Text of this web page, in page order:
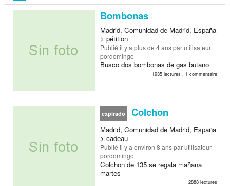
Bombonas
Madrid, Comunidad de Madrid, España
> pétition
Publié il y a plus de 4 anspar utilisateur
pordomingo
Busco dos bombonas de gas butano
1935 lectures , 1 commentaire
expirado Colchon
Madrid, Comunidad de Madrid, España
> cadeau
Publié il y a environ 8 anspar utilisateur
pordomingo
Colchon de 135 se regala mañana
martes
2888 lectures